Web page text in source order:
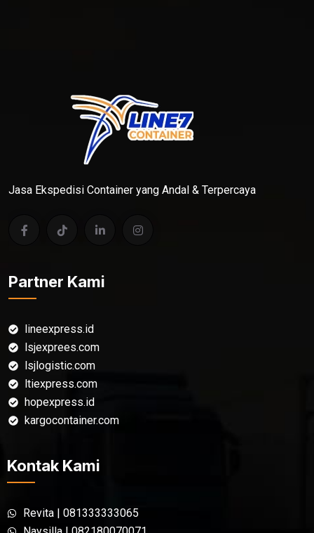
Jasa Ekspedisi Container yang Andal & Terpercaya
Partner Kami
lineexpress.id
lsjexprees.com
lsjlogistic.com
ltiexpress.com
hopexpress.id
kargocontainer.com
Kontak Kami
Revita | 081333333065